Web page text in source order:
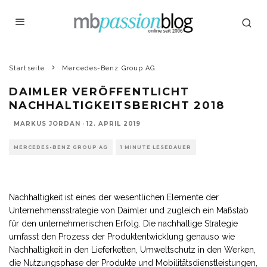
Startseite Mercedes-Benz Group AG
DAIMLER VERÖFFENTLICHT
NACHHALTIGKEITSBERICHT 2018
MARKUS JORDAN · 12. APRIL 2019
MERCEDES-BENZ GROUP AG 1 MINUTE LESEDAUER
Nachhaltigkeit ist eines der wesentlichen Elemente der
Unternehmensstrategie von Daimler und zugleich ein Maßstab
für den unternehmerischen Erfolg. Die nachhaltige Strategie
umfasst den Prozess der Produktentwicklung genauso wie
Nachhaltigkeit in den Lieferketten, Umweltschutz in den Werken,
die Nutzungsphase der Produkte und Mobilitätsdienstleistungen,